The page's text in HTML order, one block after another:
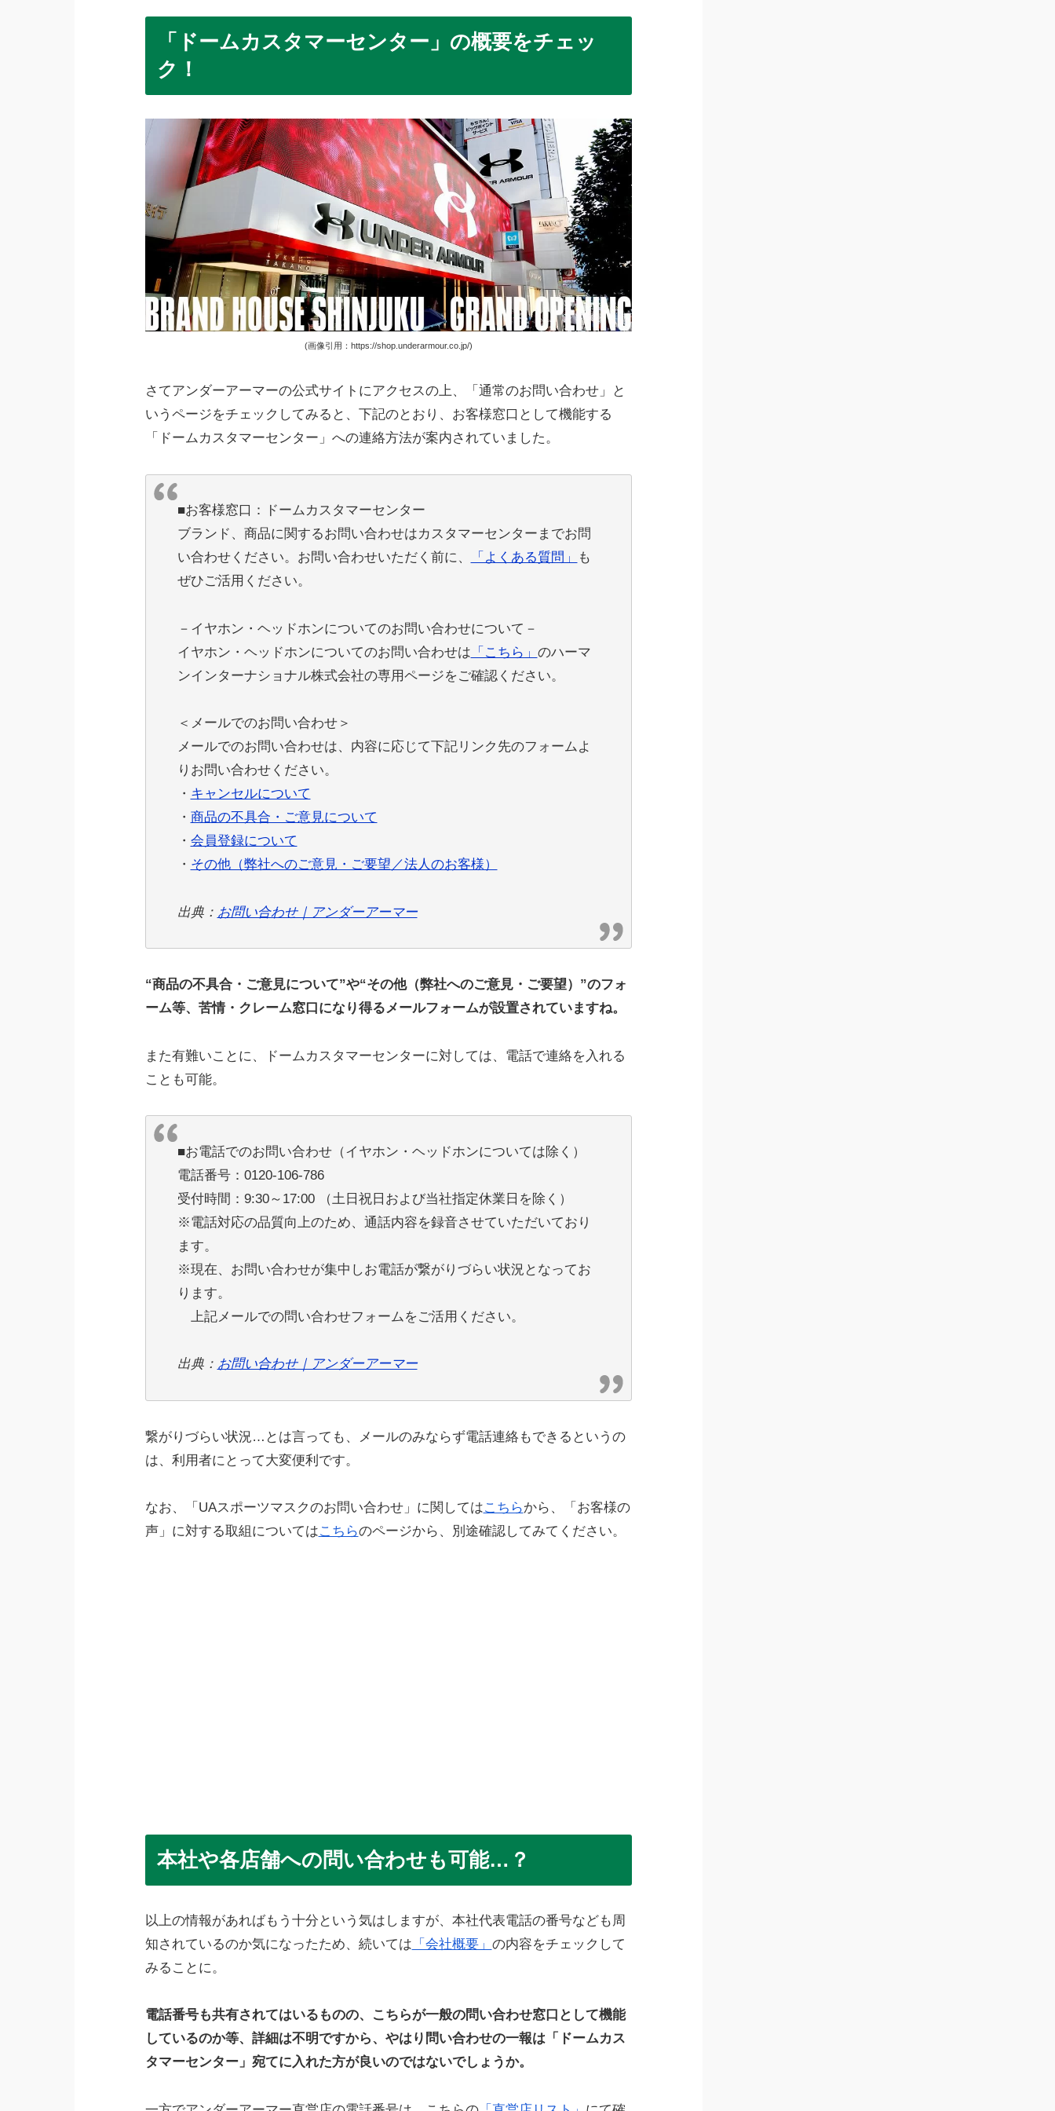
「ドームカスタマーセンター」の概要をチェッ
ク！
(画像引用：https://shop.underarmour.co.jp/)
さてアンダーアーマーの公式サイトにアクセスの上、「通常のお問い合わせ」と
いうページをチェックしてみると、下記のとおり、お客様窓口として機能する
「ドームカスタマーセンター」への連絡方法が案内されていました。
■お客様窓口：ドームカスタマーセンター
ブランド、商品に関するお問い合わせはカスタマーセンターまでお問
い合わせください。お問い合わせいただく前に、
「よくある質問」
も
ぜひご活用ください。
－イヤホン・ヘッドホンについてのお問い合わせについて－
イヤホン・ヘッドホンについてのお問い合わせは 「こちら」 のハーマ
ンインターナショナル株式会社の専用ページをご確認ください。
＜メールでのお問い合わせ＞
メールでのお問い合わせは、内容に応じて下記リンク先のフォームよ
りお問い合わせください。
・ キャンセルについて
・ 商品の不具合・ご意見について
・ 会員登録について
・ その他（弊社へのご意見・ご要望／法人のお客様）
出典： お問い合わせ｜アンダーアーマー
“商品の不具合・ご意見について”や“その他（弊社へのご意見・ご要望）”のフォ
ーム等、苦情・クレーム窓口になり得るメールフォームが設置されていますね。
また有難いことに、ドームカスタマーセンターに対しては、電話で連絡を入れる
ことも可能。
■お電話でのお問い合わせ（イヤホン・ヘッドホンについては除く）
電話番号：0120-106-786
受付時間：9:30～17:00 （土日祝日および当社指定休業日を除く）
※電話対応の品質向上のため、通話内容を録音させていただいており
ます。
※現在、お問い合わせが集中しお電話が繋がりづらい状況となってお
ります。
上記メールでの問い合わせフォームをご活用ください。
出典： お問い合わせ｜アンダーアーマー
繋がりづらい状況…とは言っても、メールのみならず電話連絡もできるというの
は、利用者にとって大変便利です。
なお、「UAスポーツマスクのお問い合わせ」に関してはこちらから、「お客様の
声」に対する取組についてはこちらのページから、別途確認してみてください。
本社や各店舗への問い合わせも可能…？
以上の情報があればもう十分という気はしますが、本社代表電話の番号なども周
知されているのか気になったため、続いては 「会社概要」 の内容をチェックして
みることに。
電話番号も共有されてはいるものの、こちらが一般の問い合わせ窓口として機能
しているのか等、詳細は不明ですから、やはり問い合わせの一報は「ドームカス
タマーセンター」宛てに入れた方が良いのではないでしょうか。